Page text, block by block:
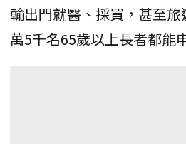
輸出門就醫、採買，甚至
萬5千名65歲以上長者都能